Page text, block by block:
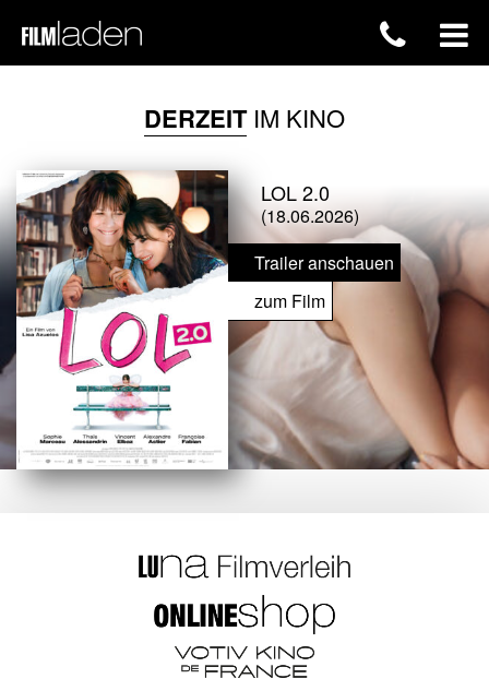
DERZEITIM KINO
LOL 2.0
(18.06.2026)
Trailer anschauen
zum Film